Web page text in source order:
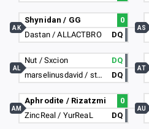
Shynidan / GG
0
Dastan / ALLACTBRO
DQ
AK
Nut / Sxcion
DQ
marselinusdavid / stev131
DQ
AL
Aphrodite / Rizatzmi
0
ZincReal / YurReaL
DQ
AM
AS
AT
AU